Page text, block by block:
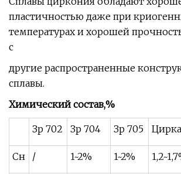
пластичностью даже при
температурах и хорошей
с
другие распространенные
сплавы.
Химический состав,%
Зр 702 Зр 704 Зр 705
Сн / 1~2% 1~2%